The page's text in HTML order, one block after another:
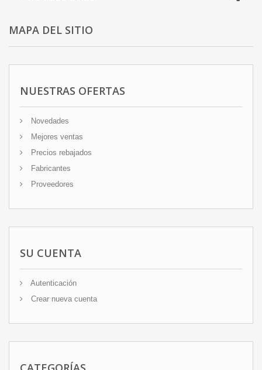
MAPA DEL SITIO
NUESTRAS OFERTAS
Novedades
Mejores ventas
Precios rebajados
Fabricantes
Proveedores
SU CUENTA
Autenticación
Crear nueva cuenta